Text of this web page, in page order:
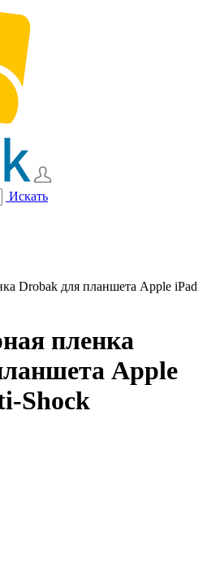
Искать
Drobak для планшета Apple iPad
пленка
Apple
Shock